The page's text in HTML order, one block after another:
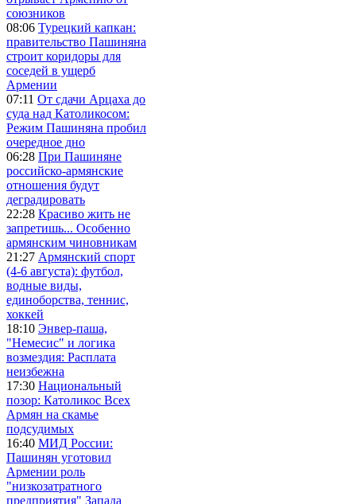
союзников
08:06 Турецкий капкан:
правительство Пашиняна
строит коридоры для
соседей в ущерб
Армении
07:11 От сдачи Арцаха до
суда над Католикосом:
Режим Пашиняна пробил
очередное дно
06:28 При Пашиняне
российско-армянские
отношения будут
деградировать
22:28 Красиво жить не
запретишь... Особенно
армянским чиновникам
21:27 Армянский спорт
(4-6 августа): футбол,
водные виды,
единоборства, теннис,
хоккей
18:10 Энвер-паша,
"Немесис" и логика
возмездия: Расплата
неизбежна
17:30 Национальный
позор: Католикос Всех
Армян на скамье
подсудимых
16:40 МИД России:
Пашинян уготовил
Армении роль
"низкозатратного
предприятия" Запада